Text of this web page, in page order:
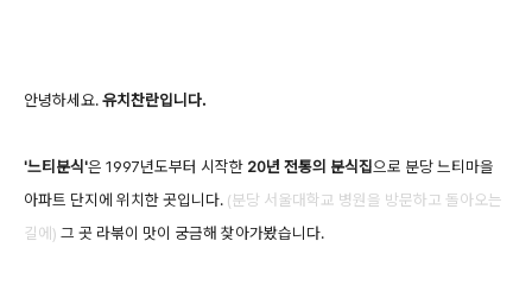
안녕하세요.유치찬란입니다.
'느티분식'은 1997년도부터 시작한 20년 전통의 분식집으로 분당 느티마을
아파트 단지에 위치한 곳입니다. (분당 서울대학교 병원을 방문하고 돌아오는
길에) 그 곳 라볶이 맛이 궁금해 찾아가봤습니다.